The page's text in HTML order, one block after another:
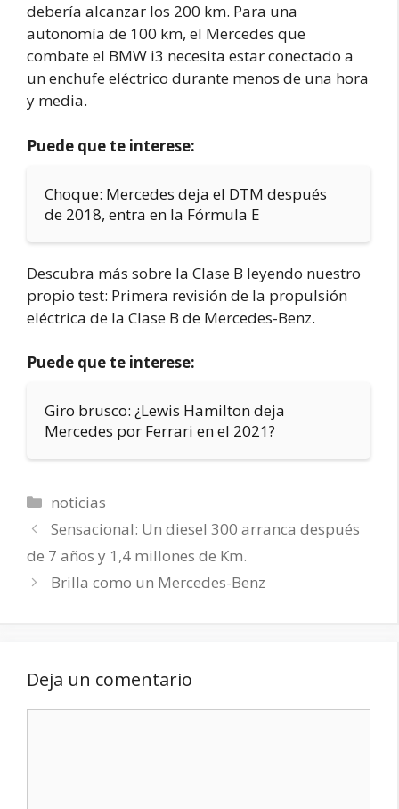
debería alcanzar los 200 km. Para una
autonomía de 100 km, el Mercedes que
combate el BMW i3 necesita estar conectado a
un enchufe eléctrico durante menos de una hora
y media.
Puede que te interese:
Choque: Mercedes deja el DTM después
de 2018, entra en la Fórmula E
Descubra más sobre la Clase B leyendo nuestro
propio test: Primera revisión de la propulsión
eléctrica de la Clase B de Mercedes-Benz.
Puede que te interese:
Giro brusco: ¿Lewis Hamilton deja
Mercedes por Ferrari en el 2021?
Categorías
noticias
Sensacional: Un diesel 300 arranca después
de 7 años y 1,4 millones de Km.
Brilla como un Mercedes-Benz
Deja un comentario